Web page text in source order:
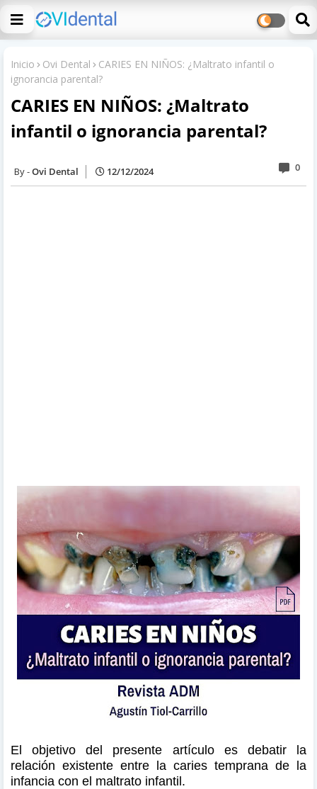
Inicio Ovi Dental
CARIES EN NIÑOS: ¿Maltrato infantil o
ignorancia parental?
CARIES EN NIÑOS: ¿Maltrato
infantil o ignorancia parental?
Ovi Dental 12/12/2024 0
El objetivo del presente artículo es debatir la
relación existente entre la caries temprana de la
infancia con el maltrato infantil.